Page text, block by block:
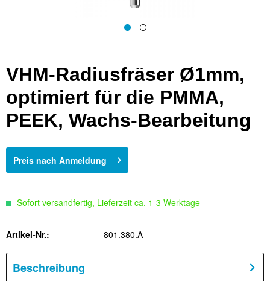
VHM-Radiusfräser Ø1mm,
optimiert für die PMMA,
PEEK, Wachs-Bearbeitung
Preis nach Anmeldung
Sofort versandfertig, Lieferzeit ca. 1-3 Werktage
Artikel-Nr.: 801.380.A
Beschreibung